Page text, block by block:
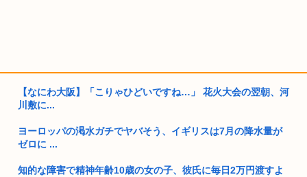
【なにわ大阪】「こりゃひどいですね…」 花火大会の翌朝、河
川敷に...
ヨーロッパの渇水ガチでヤバそう、イギリスは7月の降水量が
ゼロに ...
知的な障害で精神年齢10歳の女の子、彼氏に毎日2万円渡すよ